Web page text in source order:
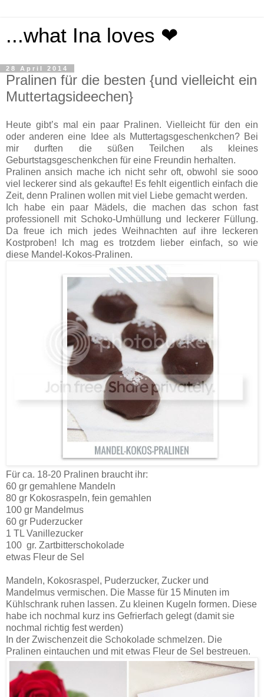
...what Ina loves ❤
28 April 2014
Pralinen für die besten {und vielleicht ein
Muttertagsideechen}
Heute gibt’s mal ein paar Pralinen. Vielleicht für den ein
oder anderen eine Idee als Muttertagsgeschenkchen? Bei
mir durften die süßen Teilchen als kleines
Geburtstagsgeschenkchen für eine Freundin herhalten.
Pralinen ansich mache ich nicht sehr oft, obwohl sie sooo
viel leckerer sind als gekaufte! Es fehlt eigentlich einfach die
Zeit, denn Pralinen wollen mit viel Liebe gemacht werden.
Ich habe ein paar Mädels, die machen das schon fast
professionell mit Schoko-Umhüllung und leckerer Füllung.
Da freue ich mich jedes Weihnachten auf ihre leckeren
Kostproben! Ich mag es trotzdem lieber einfach, so wie
diese Mandel-Kokos-Pralinen.
Für ca. 18-20 Pralinen braucht ihr:
60 gr gemahlene Mandeln
80 gr Kokosraspeln, fein gemahlen
100 gr Mandelmus
60 gr Puderzucker
1 TL Vanillezucker
100 gr. Zartbitterschokolade
etwas Fleur de Sel
Mandeln, Kokosraspel, Puderzucker, Zucker und
Mandelmus vermischen. Die Masse für 15 Minuten im
Kühlschrank ruhen lassen. Zu kleinen Kugeln formen. Diese
habe ich nochmal kurz ins Gefrierfach gelegt (damit sie
nochmal richtig fest werden)
In der Zwischenzeit die Schokolade schmelzen. Die
Pralinen eintauchen und mit etwas Fleur de Sel bestreuen.